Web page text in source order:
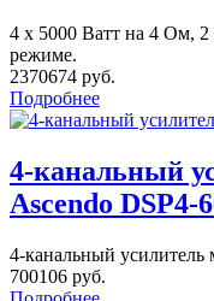
4 х 5000 Ватт на 4 Ом,
режиме.
2370674 руб.
Подробнее
4-канальный
Ascendo DSP4-
4-канальный
700106 руб.